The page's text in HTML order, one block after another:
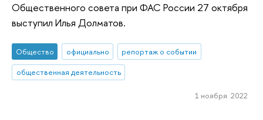
Общественного совета при ФАС России 27 октября
выступил Илья Долматов.
Общество официально
репортаж о событии
общественная деятельность
1 ноября 2022